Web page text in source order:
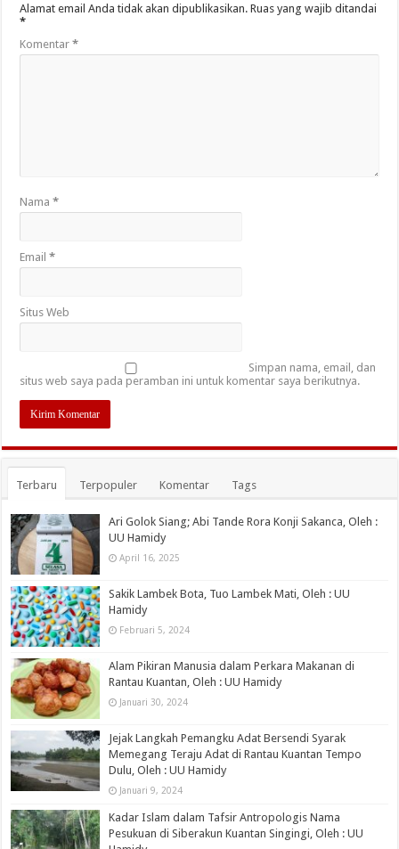
Alamat email Anda tidak akan dipublikasikan. Ruas yang wajib ditandai
*
Komentar*
Nama*
Email*
Situs Web
Simpan nama, email, dan
situs web saya pada peramban ini untuk komentar saya berikutnya.
Terbaru Terpopuler Komentar Tags
Ari Golok Siang; Abi Tande Rora Konji Sakanca, Oleh :
UU Hamidy
April 16, 2025
Sakik Lambek Bota, Tuo Lambek Mati, Oleh : UU
Hamidy
Februari 5, 2024
Alam Pikiran Manusia dalam Perkara Makanan di
Rantau Kuantan, Oleh : UU Hamidy
Januari 30, 2024
Jejak Langkah Pemangku Adat Bersendi Syarak
Memegang Teraju Adat di Rantau Kuantan Tempo
Dulu, Oleh : UU Hamidy
Januari 9, 2024
Kadar Islam dalam Tafsir Antropologis Nama
Pesukuan di Siberakun Kuantan Singingi, Oleh : UU